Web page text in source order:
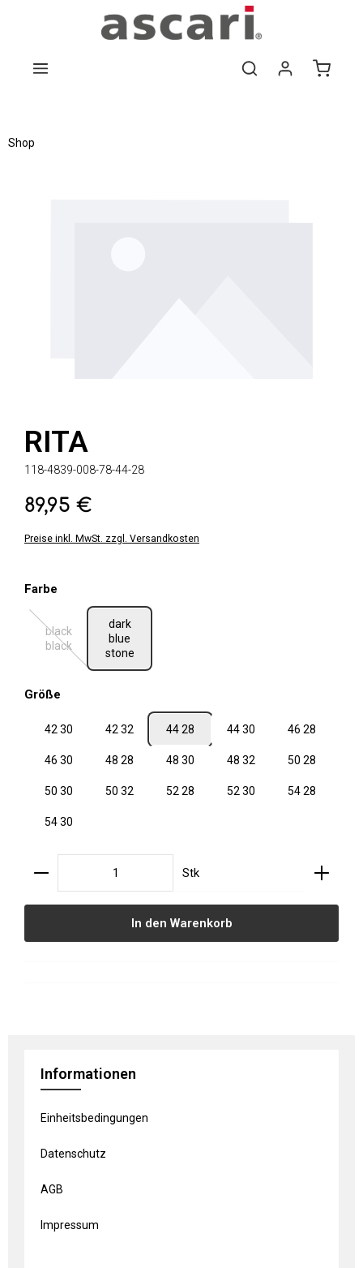
Zum Hauptinhalt springen
Shop
RITA
118-4839-008-78-44-28
Regulärer Preis:
89,95 €
Preise inkl. MwSt. zzgl. Versandkosten
Farbe
black
black(Diese Option ist zurzeit nicht verfügbar.)
dark
blue
stone
Größe
42 30 42 32 44 28 44 30 46 28
46 30 48 28 48 30 48 32 50 28
50 30 50 32 52 28 52 30 54 28
54 30
Produkt Anzahl: Gib den gewünschten Wert ein
Stk
In den Warenkorb
Informationen
Einheitsbedingungen
Datenschutz
AGB
Impressum